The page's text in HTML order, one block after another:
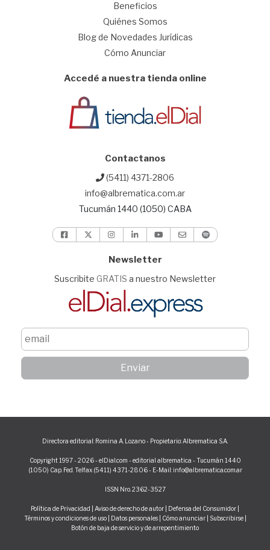
Beneficios
Quiénes Somos
Blog de Novedades Jurídicas
Cómo Anunciar
Accedé a nuestra tienda online
Contactanos
(5411) 4371-2806
info@albrematica.com.ar
Tucumán 1440 (1050) CABA
Newsletter
Suscribite GRATIS a nuestro Newsletter
Directora editorial: Romina A. Lozano - Propietario: Albrematica S.A.
Copyright 1997 - 2026 - elDial.com - editorial albrematica - Tucumán 1440
(1050) Cap. Fed. Telfax (5411) 4371-2806 - E-Mail: info@albrematica.com.ar
ISSN Nro. 2362-3527
Política de Privacidad Aviso de derecho de autor Defensa del Consumidor
Términos y condiciones de uso| Datos personales| Cómo anunciar| Subscribirse
Botón de baja de servicio y de arrepentimiento